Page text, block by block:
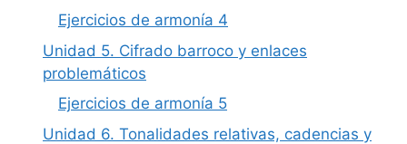
Ejercicios de armonía 4
Unidad 5. Cifrado barroco y enlaces
problemáticos
Ejercicios de armonía 5
Unidad 6. Tonalidades relativas, cadencias y